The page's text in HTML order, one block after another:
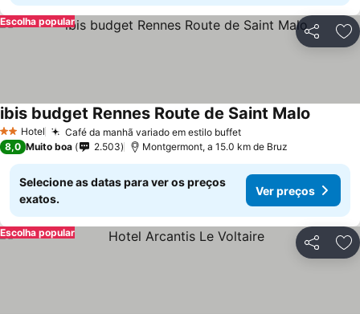
Partilhar
Escolha popular
2 Estrelas
Hotel Café da manhã variado em estilo buffetVer preços
ibis budget Rennes Route de Saint Malo
8,0 Muito boa 2.503 Montgermont, a 15.0 km de Bruz
Selecione as datas para ver os preços
exatos.
Ver preços
Partilhar
Escolha popular